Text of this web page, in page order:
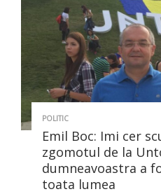
POLITIC
Emil Boc: Imi cer
zgomotul de la
dumneavoastra a
toata lumea